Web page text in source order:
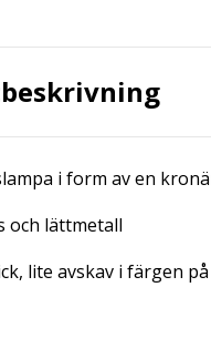
i form av en
och lättmetall
lite avskav i färgen